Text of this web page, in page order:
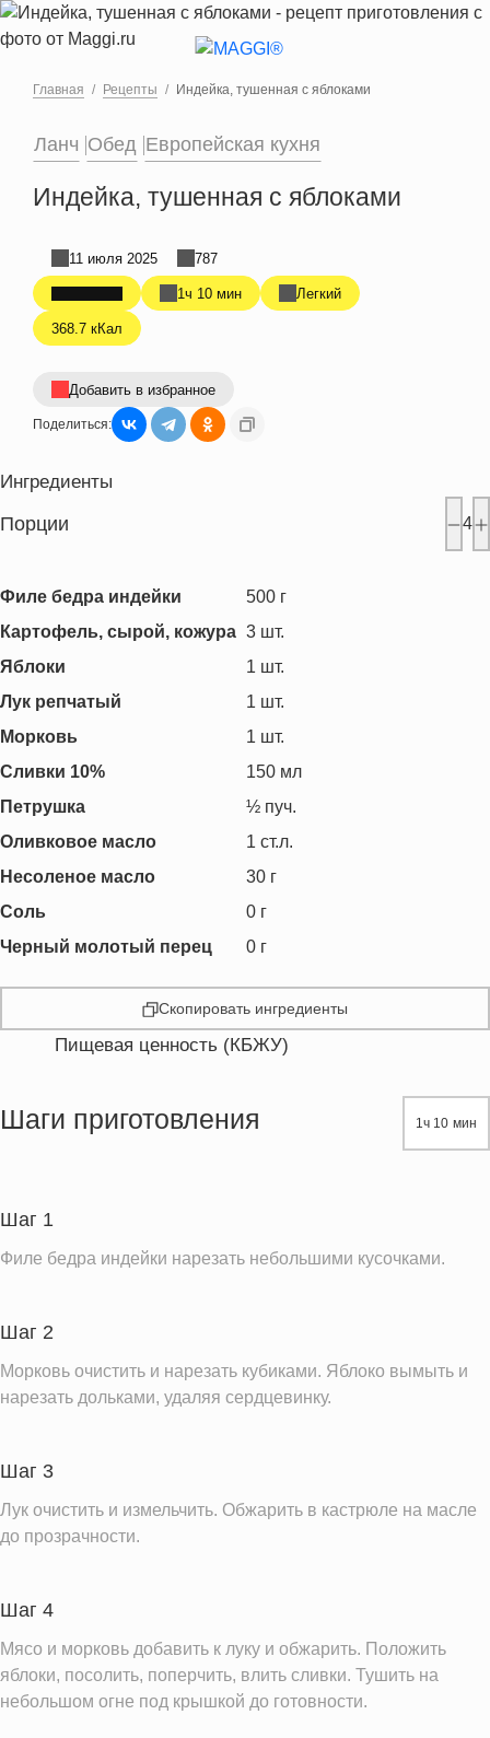
Перейти к основному содержанию
Главная Рецепты Индейка, тушенная с яблоками
Ланч Обед Европейская кухня
Индейка, тушенная с яблоками
1ч 10 мин Легкий
368.7 кКал
11 июля 2025 787
Добавить в избранное
Поделиться:
Ингредиенты
Порции 4
Филе бедра индейки 500 г
Картофель, сырой, кожура 3 шт.
Яблоки
1 шт.
Лук репчатый
1 шт.
Морковь
1 шт.
Сливки 10%
150 мл
Петрушка
½ пуч.
Оливковое масло
1 ст.л.
Несоленое масло
30 г
Соль
0 г
Черный молотый перец
0 г
Скопировать ингредиенты
Пищевая ценность (КБЖУ)
Жиры
Пищевые волокна
Холестерин
100.5 мг
Витамин С
Насыщенные жиры
7.3 г
Шаги приготовления 1ч 10 мин
Шаг 1
Филе бедра индейки нарезать небольшими кусочками.
Шаг 2
Морковь очистить и нарезать кубиками. Яблоко вымыть и
нарезать дольками, удаляя сердцевинку.
Шаг 3
Лук очистить и измельчить. Обжарить в кастрюле на масле
до прозрачности.
Шаг 4
Мясо и морковь добавить к луку и обжарить. Положить
яблоки, посолить, поперчить, влить сливки. Тушить на
небольшом огне под крышкой до готовности.